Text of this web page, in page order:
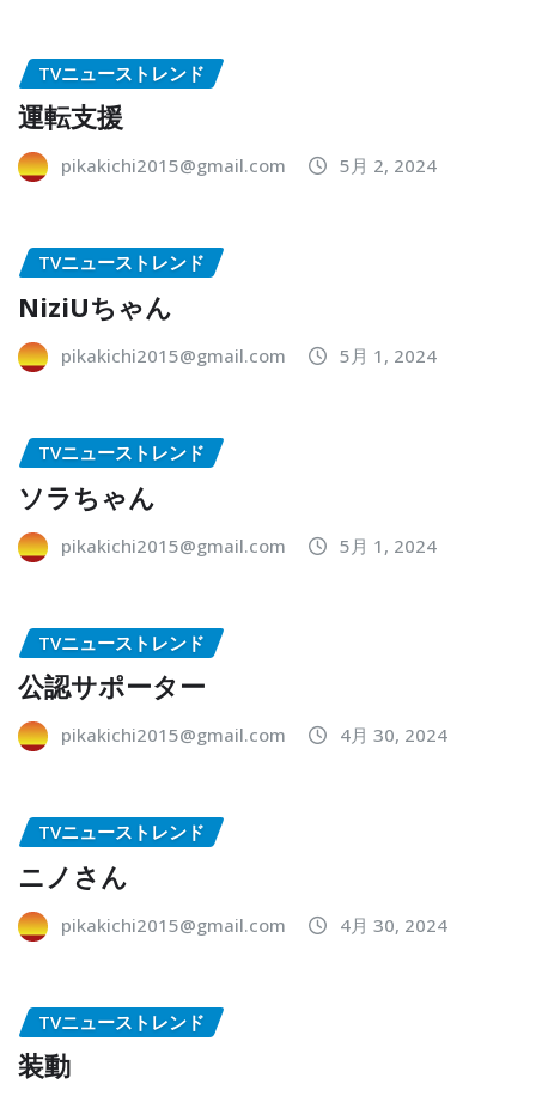
TVニューストレンド
運転支援
pikakichi2015@gmail.com 5月 2, 2024
TVニューストレンド
NiziUちゃん
pikakichi2015@gmail.com 5月 1, 2024
TVニューストレンド
ソラちゃん
pikakichi2015@gmail.com 5月 1, 2024
TVニューストレンド
公認サポーター
pikakichi2015@gmail.com 4月 30, 2024
TVニューストレンド
ニノさん
pikakichi2015@gmail.com 4月 30, 2024
TVニューストレンド
装動